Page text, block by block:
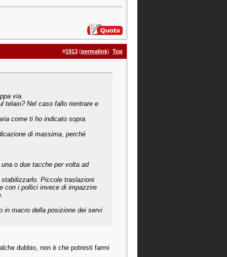
#1913 (permalink) Top
via.
telaio? Nel caso fallo rientrare e
come ti ho indicato sopra.
di massima, perché
o due tacche per volta ad
Piccole traslazioni
con i pollici invece di impazzire
in macro della posizione dei servi
dubbio, non è che potresti farmi